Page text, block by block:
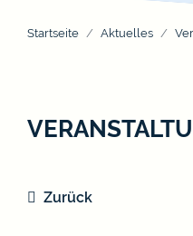
Startseite Aktuelles
Zurück